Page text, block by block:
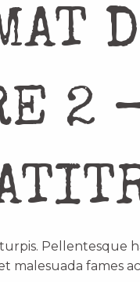
2
Pellentesque
malesuada fames